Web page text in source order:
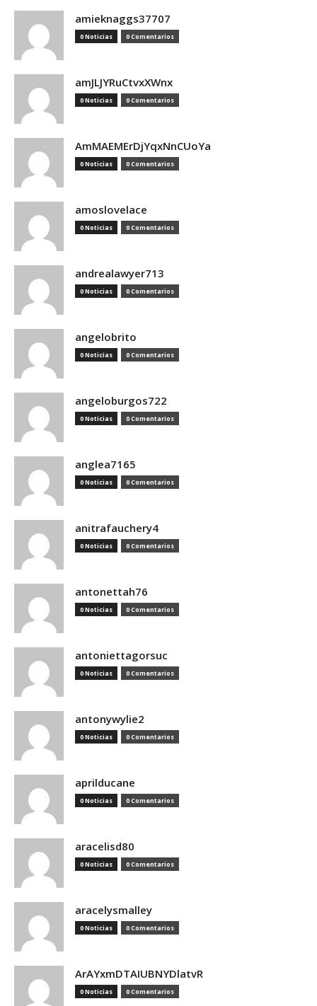
amieknaggs37707
0 Noticias 0 Comentarios
amJLJYRuCtvxXWnx
0 Noticias 0 Comentarios
AmMAEMErDjYqxNnCUoYa
0 Noticias 0 Comentarios
amoslovelace
0 Noticias 0 Comentarios
andrealawyer713
0 Noticias 0 Comentarios
angelobrito
0 Noticias 0 Comentarios
angeloburgos722
0 Noticias 0 Comentarios
anglea7165
0 Noticias 0 Comentarios
anitrafauchery4
0 Noticias 0 Comentarios
antonettah76
0 Noticias 0 Comentarios
antoniettagorsuc
0 Noticias 0 Comentarios
antonywylie2
0 Noticias 0 Comentarios
aprilducane
0 Noticias 0 Comentarios
aracelisd80
0 Noticias 0 Comentarios
aracelysmalley
0 Noticias 0 Comentarios
ArAYxmDTAIUBNYDlatvR
0 Noticias 0 Comentarios